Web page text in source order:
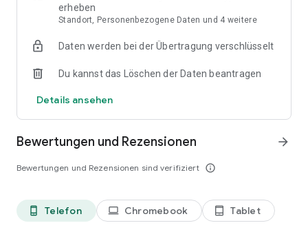
erheben
Standort, Personenbezogene Daten und 4 weitere
Daten werden bei der Übertragung verschlüsselt
Du kannst das Löschen der Daten beantragen
Details ansehen
Bewertungen und Rezensionen
Bewertungen und Rezensionen sind verifiziert info_outline
arrow_forward
phone_android Telefon laptop Chromebook tablet_android Tablet